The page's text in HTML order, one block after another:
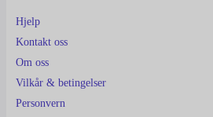
Hjelp
Kontakt oss
Om oss
Vilkår & betingelser
Personvern